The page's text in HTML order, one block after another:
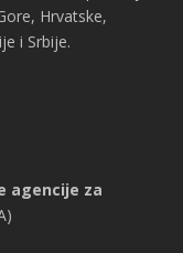
Hrvatske,
i Srbije.
agencije za